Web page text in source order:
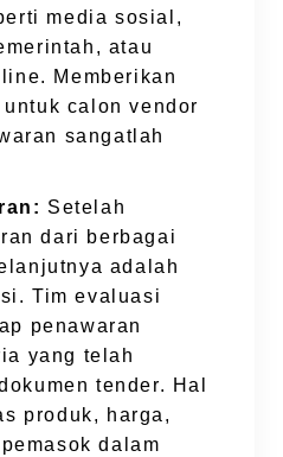
media sosial,
atau
Memberikan
calon vendor
sangatlah
Setelah
dari berbagai
adalah
Tim evaluasi
penawaran
yang telah
tender. Hal
produk, harga,
dalam